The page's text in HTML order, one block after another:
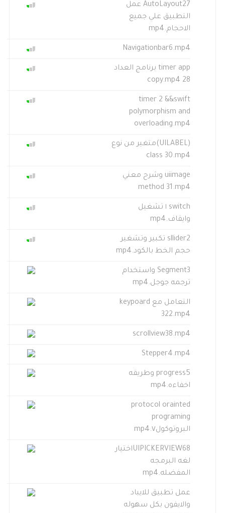
AutoLayout27 عمل
التطبيق علي جميع
الاحجام.mp4
Navigationbar6.mp4
timer app برنامج العداد
28 copy.mp4
timer 2 &&swift
polymorphism and
overloading.mp4
(UILABEL)متغير من نوع
class 30.mp4
uiimage وشرح معني
method 31.mp4
switch ١ تشغيل
وايقاف.mp4
sllider2 تكبير وتشغير
حجم الخط بالكود.mp4
Segment3 واستخدام
ترجمه جوجل.mp4
التعامل مع keypoard
322.mp4
scrollview38.mp4
Stepper4.mp4
progress5 وطريقه
اخفاءه.mp4
protocol orainted
programing
البروتوكول٧.mp4
UIPICKERVIEW68اختيار
لغه البرمجه
المفضله.mp4
عمل تطبيق للايباد
والايفون بكل سهوله